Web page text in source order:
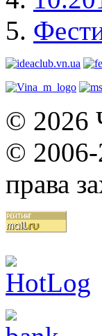
© 2026
© 2006-
права